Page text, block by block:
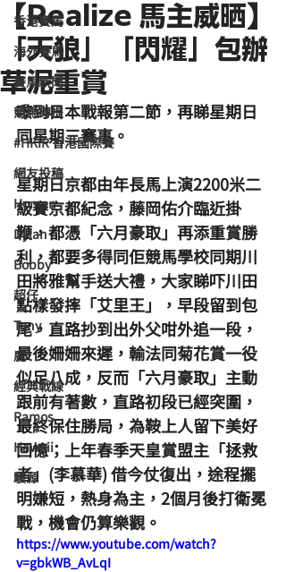
香港賽馬
海外賽馬
賽馬新聞
競馬磚提
#HKIR 香港國際賽
網友投稿
Homan
Dylan
Bobby
超仔
Tony
鹿
經典戰線
Ramos
Hawaii
駿源
【Realize 馬主威晒】
「天狼」「閃耀」包辦
草泥重賞
嚟到日本戰報第二節，再睇星期日
同星期三賽事。
星期日京都由年長馬上演2200米二
級賽京都紀念，藤岡佑介臨近掛
鞭，都憑「六月豪取」再添重賞勝
利，都要多得同佢競馬學校同期川
田將雅幫手送大禮，大家睇吓川田
點樣發摔「艾里王」，早段留到包
尾，直路抄到出外父咁外追一段，
最後姍姍來遲，輸法同菊花賞一役
似足八成，反而「六月豪取」主動
跟前有著數，直路初段已經突圍，
最終保住勝局，為鞍上人留下美好
回憶；上年春季天皇賞盟主「拯救
者」(李慕華) 借今仗復出，途程擺
明嫌短，熱身為主，2個月後打衛冕
戰，機會仍算樂觀。
https://www.youtube.com/watch?
v=gbkWB_AvLqI